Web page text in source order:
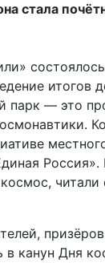
стала
состоялось
итогов
парк — это
читали
в канун Дня